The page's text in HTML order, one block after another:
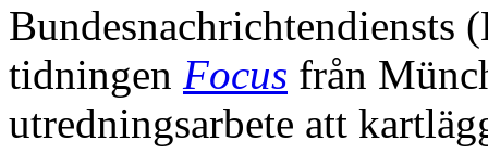
Bundesnachrichtendiensts
tidningen Focus från
utredningsarbete att